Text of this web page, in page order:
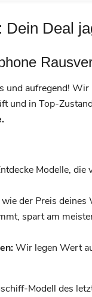
Deal
und aufregend!
und in Top-
Modelle,
der Preis
spart am
Wir legen Wert
Modell des